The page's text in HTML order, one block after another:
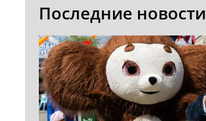
Последние новости